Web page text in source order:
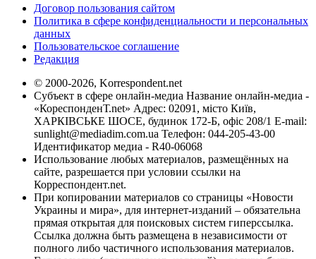
Договор пользования сайтом
Политика в сфере конфиденциальности и персональных
данных
Пользовательское соглашение
Редакция
© 2000-2026, Korrespondent.net
Субъект в сфере онлайн-медиа Название онлайн-медиа -
«КореспонденТ.net» Адрес: 02091, місто Київ,
ХАРКІВСЬКЕ ШОСЕ, будинок 172-Б, офіс 208/1 E-mail:
sunlight@mediadim.com.ua Телефон: 044-205-43-00
Идентификатор медиа - R40-06068
Использование любых материалов, размещённых на
сайте, разрешается при условии ссылки на
Корреспондент.net.
При копировании материалов со страницы «Новости
Украины и мира», для интернет-изданий – обязательна
прямая открытая для поисковых систем гиперссылка.
Ссылка должна быть размещена в независимости от
полного либо частичного использования материалов.